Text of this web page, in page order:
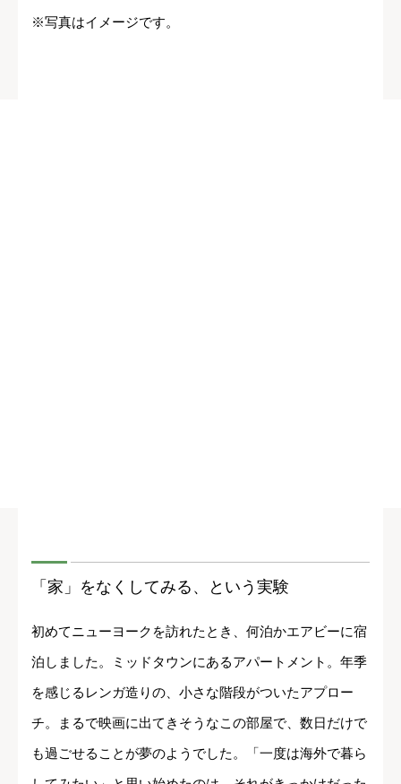
※写真はイメージです。
「家」をなくしてみる、という実験
初めてニューヨークを訪れたとき、何泊かエアビーに宿
泊しました。ミッドタウンにあるアパートメント。年季
を感じるレンガ造りの、小さな階段がついたアプロー
チ。まるで映画に出てきそうなこの部屋で、数日だけで
も過ごせることが夢のようでした。「一度は海外で暮ら